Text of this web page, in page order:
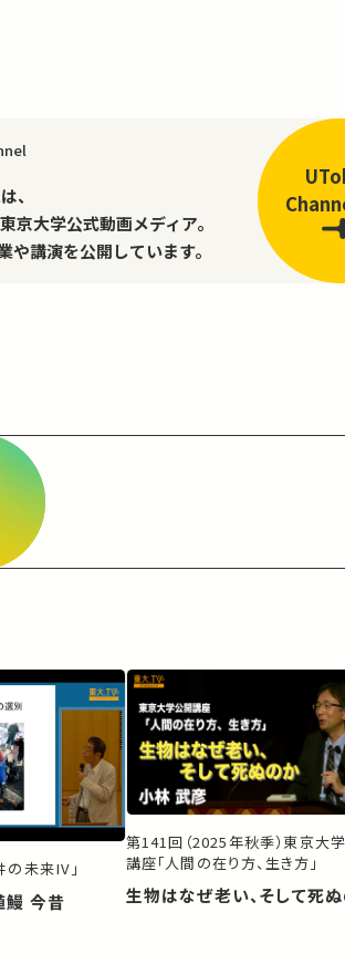
、
京大学公式動画メディア。
講演を公開しています。
の未来IV」
殖鰻 今昔
第141回（2025年秋季）東京大
講座「人間の在り方、生き方」
生物はなぜ老い、そして死